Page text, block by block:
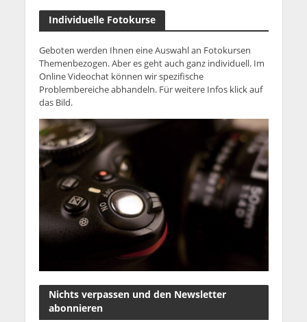
Individuelle Fotokurse
Geboten werden Ihnen eine Auswahl an Fotokursen
Themenbezogen. Aber es geht auch ganz individuell. Im
Online Videochat können wir spezifische
Problembereiche abhandeln. Für weitere Infos klick auf
das Bild.
Nichts verpassen und den Newsletter
abonnieren